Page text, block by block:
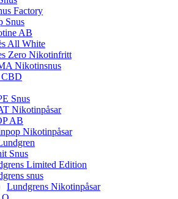
Factory
Snus
AB
All White
Zero Nikotinfritt
Nikotinsnus
CBD
Snus
Nikotinpåsar
AB
Nikotinpåsar
Snus
Limited Edition
snus
Lundgrens Nikotinpåsar